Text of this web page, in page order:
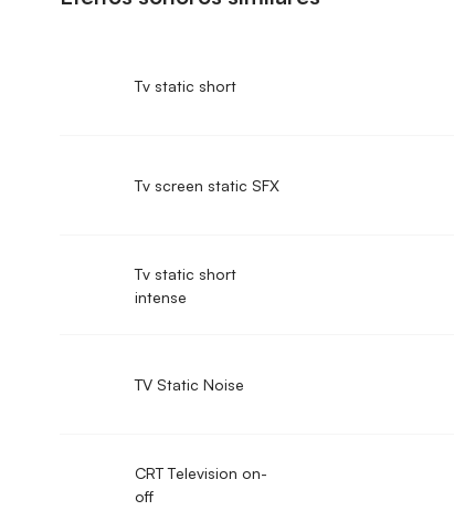
Tv static short
Tv screen static SFX
Tv static short
intense
TV Static Noise
CRT Television on-
off